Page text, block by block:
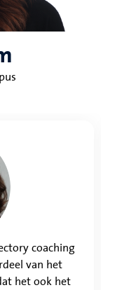
coaching
van het
het ook het